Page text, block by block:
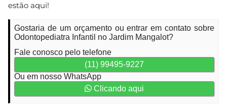
estão aqui!
Gostaria de um orçamento ou entrar em contato sobre
Odontopediatra Infantil no Jardim Mangalot?
Fale conosco pelo telefone
(11) 99495-9227
Ou em nosso WhatsApp
Clicando aqui